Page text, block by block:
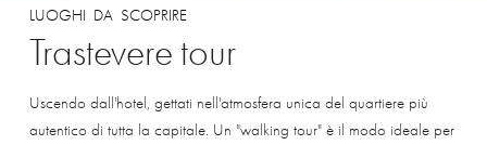
LUOGHI DA SCOPRIRE
Trastevere tour
Uscendo dall'hotel, gettati nell'atmosfera unica del quartiere più
autentico di tutta la capitale. Un "walking tour" è il modo ideale per